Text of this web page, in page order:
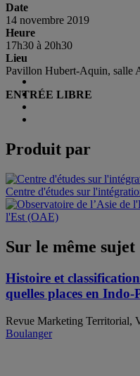
Date
14 novembre 2019
Heure
17h30 à 20h30
Lieu
Pavillon Hubert-Aquin, salle
ENTRÉE LIBRE
Produit par
Centre d'études sur
l'Est (OAE)
Sur le même sujet
Histoire et
quelles places en Indo-
Revue Marketing Territorial,
Boulanger